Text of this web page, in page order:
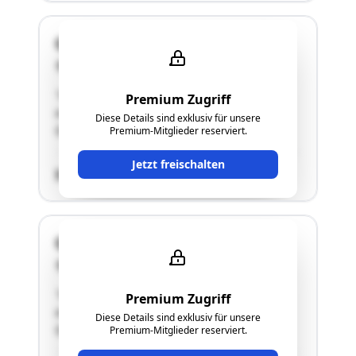
Premium Zugriff
Diese Details sind exklusiv für unsere
Premium-Mitglieder reserviert.
Jetzt freischalten
Quellengasse 11
2493 Lichtenwörth-Nadelburg
"Grundstück im Ausmaß von 700 m2, EFH mit
ausgebautem Dachgeschoß, Adresse:
Quellengasse 11"
SCHÄTZWERT
Premium Zugriff
Diese Details sind exklusiv für unsere
Premium-Mitglieder reserviert.
Quellengasse 11
2493 Lichtenwörth-Nadelburg
"Grundstück im Ausmaß von 700 m2, EFH mit
ausgebautem Dachgeschoß, Adresse:
Quellengasse 11"